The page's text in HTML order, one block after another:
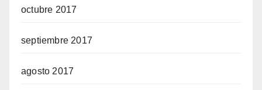
octubre 2017
septiembre 2017
agosto 2017